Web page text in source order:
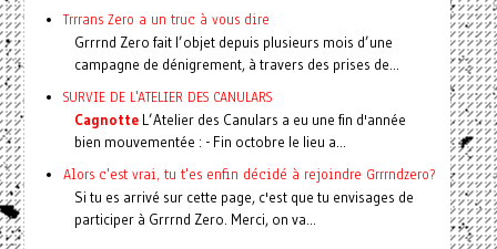
Trrrans Zero a un truc à vous dire
Grrrnd Zero fait l’objet depuis plusieurs mois d’une
campagne de dénigrement, à travers des prises de...
SURVIE DE L'ATELIER DES CANULARS
CagnotteL’Atelier des Canulars a eu une fin d'année
bien mouvementée : - Fin octobre le lieu a...
Alors c'est vrai, tu t'es enfin décidé à rejoindre Grrrndzero?
Si tu es arrivé sur cette page, c'est que tu envisages de
participer à Grrrnd Zero. Merci, on va...